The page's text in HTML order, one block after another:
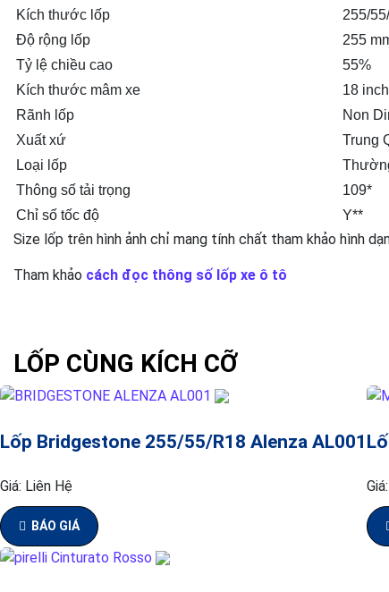
Kích thước lốp
255/
Độ rộng lốp
255
Tỷ lệ chiều cao
55%
Kích thước mâm xe
18
Rãnh lốp
Non
Xuất xứ
Trung
Loại lốp
Thông số tải trọng
109*
Chỉ số tốc độ
Y**
Size lốp trên hình ảnh chỉ mang tính chất tham khảo hình
Tham khảo cách đọc thông số lốp xe ô tô
LỐP CÙNG KÍCH CỠ
Lốp Bridgestone 255/55/R18 Alenza AL001
Giá: Liên Hệ
BÁO GIÁ
Giá: